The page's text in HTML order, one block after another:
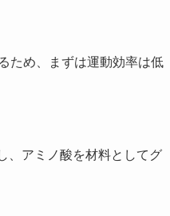
ため、まずは運動効率は低
、アミノ酸を材料としてグ